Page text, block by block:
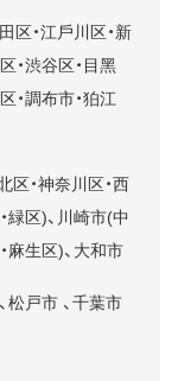
区・江⼾川区・新
・渋⾕区・目⿊
・調布市・狛江
区・神奈川区・西
緑区)、川崎市(中
麻生区)、大和市
松戸市 、千葉市